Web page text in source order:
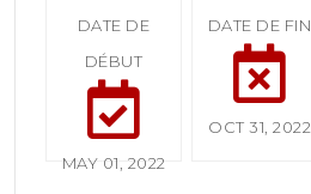
DATE DE
DÉBUT
MAY 01, 2022
DATE DE FIN
OCT 31, 2022